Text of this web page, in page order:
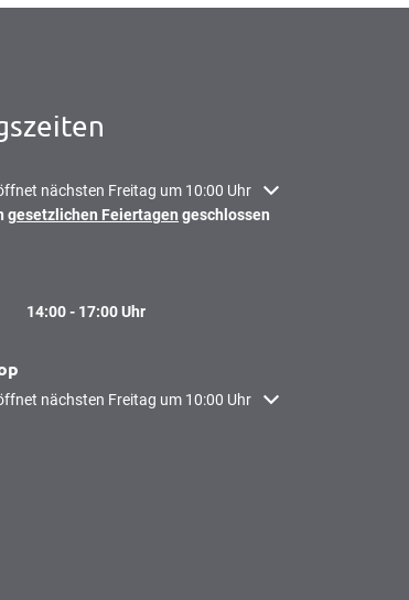
Öffnungs- oder Schließzeiten auszublenden
nächsten Freitag um 10:00 Uhr
gesetzlichen Feiertagen geschlossen
14:00- 17:00Uhr
Öffnungs- oder Schließzeiten auszublenden
nächsten Freitag um 10:00 Uhr